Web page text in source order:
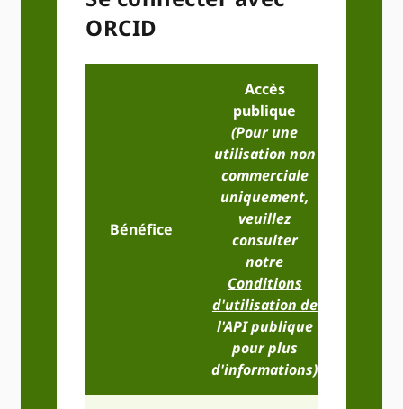
ORCID
Bénéfice
Accès
publique
(Pour une
utilisation non
commerciale
uniquement,
veuillez
consulter
notre
Conditions
d'utilisation de
l'API publique
pour plus
d'informations)